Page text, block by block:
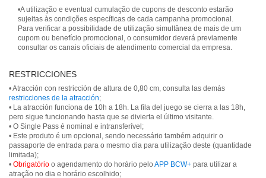
•A utilização e eventual cumulação de cupons de desconto estarão
sujeitas às condições específicas de cada campanha promocional.
Para verificar a possibilidade de utilização simultânea de mais de um
cupom ou benefício promocional, o consumidor deverá previamente
consultar os canais oficiais de atendimento comercial da empresa.
RESTRICCIONES
• Atracción con restricción de altura de 0,80 cm, consulta las demás
restricciones de la atracción;
• La atracción funciona de 10h a 18h. La fila del juego se cierra a las 18h,
pero sigue funcionando hasta que se divierta el último visitante.
• O Single Pass é nominal e intransferível;
• Este produto é um opcional, sendo necessário também adquirir o
passaporte de entrada para o mesmo dia para utilização deste (quantidade
limitada);
• Obrigatório o agendamento do horário pelo APP BCW+ para utilizar a
atração no dia e horário escolhido;